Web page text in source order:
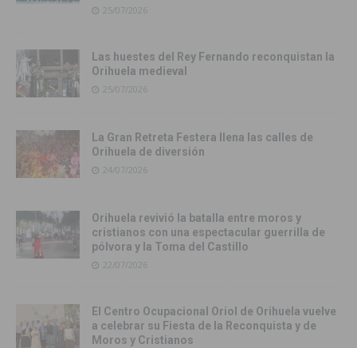
25/07/2026
Las huestes del Rey Fernando reconquistan la
Orihuela medieval
25/07/2026
La Gran Retreta Festera llena las calles de
Orihuela de diversión
24/07/2026
Orihuela revivió la batalla entre moros y
cristianos con una espectacular guerrilla de
pólvora y la Toma del Castillo
22/07/2026
El Centro Ocupacional Oriol de Orihuela vuelve
a celebrar su Fiesta de la Reconquista y de
Moros y Cristianos